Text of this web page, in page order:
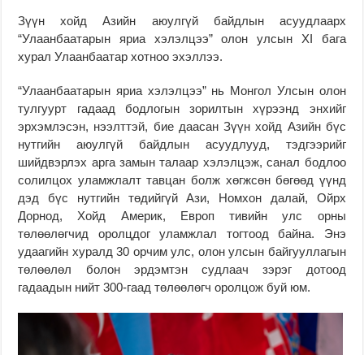
Зүүн хойд Азийн аюулгүй байдлын асуудлаарх
“Улаанбаатарын яриа хэлэлцээ” олон улсын XI бага
хурал Улаанбаатар хотноо эхэллээ.
“Улаанбаатарын яриа хэлэлцээ” нь Монгол Улсын олон
тулгуурт гадаад бодлогын зорилтын хүрээнд энхийг
эрхэмлэсэн, нээлттэй, бие даасан Зүүн хойд Азийн бүс
нутгийн аюулгүй байдлын асуудлууд, тэдгээрийг
шийдвэрлэх арга замын талаар хэлэлцэж, санал бодлоо
солилцох уламжлалт тавцан болж хөгжсөн бөгөөд үүнд
дэд бүс нутгийн төдийгүй Ази, Номхон далай, Ойрх
Дорнод, Хойд Америк, Европ тивийн улс орны
төлөөлөгчид оролцдог уламжлал тогтоод байна. Энэ
удаагийн хуралд 30 орчим улс, олон улсын байгууллагын
төлөөлөл болон эрдэмтэн судлаач зэрэг дотоод
гадаадын нийт 300-гаад төлөөлөгч оролцож буй юм.